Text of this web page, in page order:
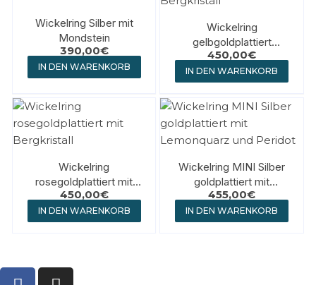
Wickelring Silber mit
Mondstein
390,00€
IN DEN WARENKORB
Wickelring
gelbgoldplattiert
Bergkristall
450,00€
IN DEN WARENKORB
Wickelring
rosegoldplattiert mit
Bergkristall
450,00€
IN DEN WARENKORB
Wickelring MINI Silber
goldplattiert mit
Lemonquarz und Peridot
455,00€
IN DEN WARENKORB